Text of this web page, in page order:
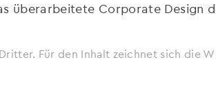
überarbeitete Corporate Design
Für den Inhalt zeichnet sich die